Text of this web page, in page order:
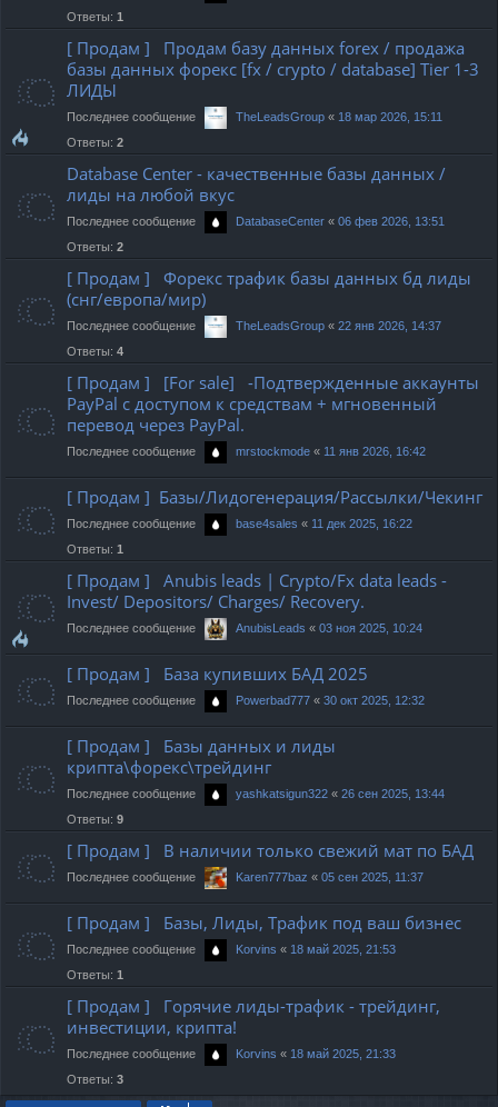
Ответы: 1
[ Продам ] Продам базу данных forex / продажа
базы данных форекс [fx / crypto / database] Tier 1-3
ЛИДЫ
Последнее сообщение TheLeadsGroup « 18 мар 2026, 15:11
Ответы: 2
Database Center - качественные базы данных /
лиды на любой вкус
Последнее сообщение DatabaseCenter « 06 фев 2026, 13:51
Ответы: 2
[ Продам ] Форекс трафик базы данных бд лиды
(снг/европа/мир)
Последнее сообщение TheLeadsGroup « 22 янв 2026, 14:37
Ответы: 4
[ Продам ] [For sale] -Подтвержденные аккаунты
PayPal с доступом к средствам + мгновенный
перевод через PayPal.
Последнее сообщение mrstockmode « 11 янв 2026, 16:42
[ Продам ] Базы/Лидогенерация/Рассылки/Чекинг
Последнее сообщение base4sales « 11 дек 2025, 16:22
Ответы: 1
[ Продам ] Anubis leads | Crypto/Fx data leads -
Invest/ Depositors/ Charges/ Recovery.
Последнее сообщение AnubisLeads « 03 ноя 2025, 10:24
[ Продам ] База купивших БАД 2025
Последнее сообщение Powerbad777 « 30 окт 2025, 12:32
[ Продам ] Базы данных и лиды
крипта\форекс\трейдинг
Последнее сообщение yashkatsigun322 « 26 сен 2025, 13:44
Ответы: 9
[ Продам ] В наличии только свежий мат по БАД
Последнее сообщение Karen777baz « 05 сен 2025, 11:37
[ Продам ] Базы, Лиды, Трафик под ваш бизнес
Последнее сообщение Korvins « 18 май 2025, 21:53
Ответы: 1
[ Продам ] Горячие лиды-трафик - трейдинг,
инвестиции, крипта!
Последнее сообщение Korvins « 18 май 2025, 21:33
Ответы: 3